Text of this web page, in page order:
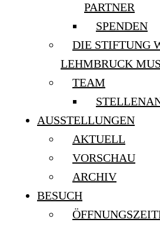
PARTNER
SPENDEN
DIE STIFTUNG
LEHMBRUCK
TEAM
AUSSTELLUNGEN
AKTUELL
VORSCHAU
ARCHIV
BESUCH